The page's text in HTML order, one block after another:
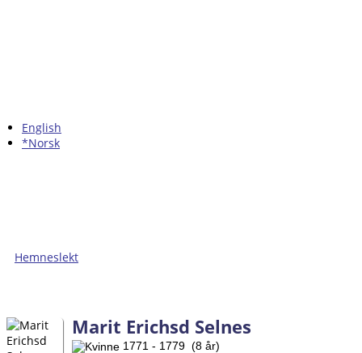
English
*Norsk
Hemneslekt
Marit Erichsd Selnes
1771 - 1779 (8 år)